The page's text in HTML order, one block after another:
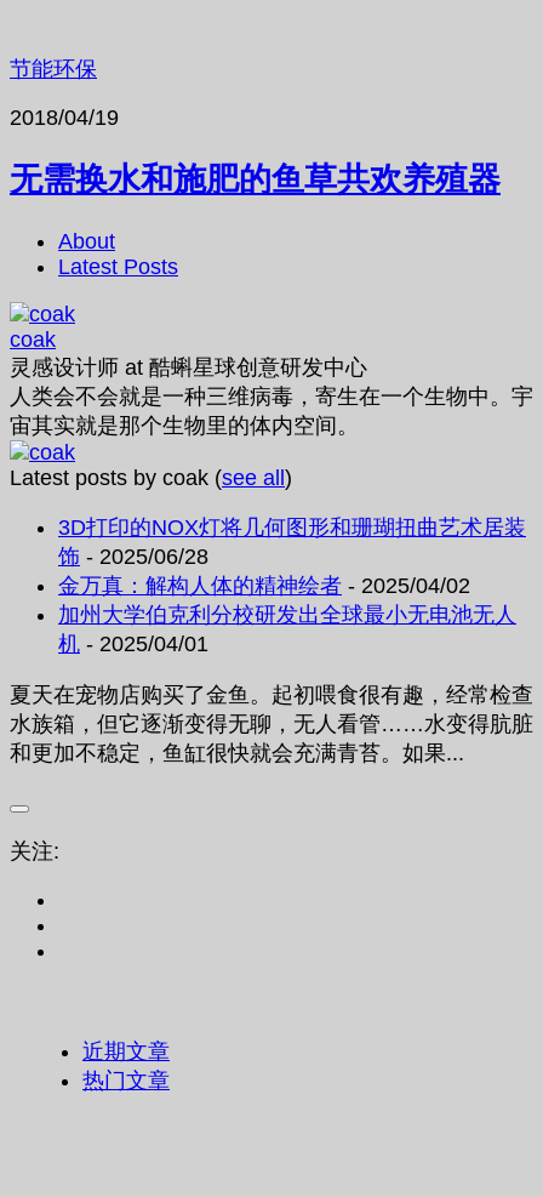
节能环保
2018/04/19
无需换水和施肥的鱼草共欢养殖器
About
Latest Posts
coak
灵感设计师 at 酷蝌星球创意研发中心
人类会不会就是一种三维病毒，寄生在一个生物中。宇
宙其实就是那个生物里的体内空间。
Latest posts by coak (see all)
3D打印的NOX灯将几何图形和珊瑚扭曲艺术居装
饰 - 2025/06/28
金万真：解构人体的精神绘者 - 2025/04/02
加州大学伯克利分校研发出全球最小无电池无人
机 - 2025/04/01
夏天在宠物店购买了金鱼。起初喂食很有趣，经常检查
水族箱，但它逐渐变得无聊，无人看管……水变得肮脏
和更加不稳定，鱼缸很快就会充满青苔。如果...
关注:
近期文章
热门文章